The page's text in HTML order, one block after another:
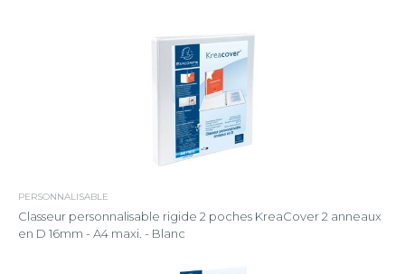
PERSONNALISABLE
Classeur personnalisable rigide 2 poches KreaCover 2 anneaux
en D 16mm - A4 maxi. - Blanc